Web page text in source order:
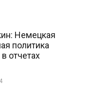
Немецкая
политика
отчетах